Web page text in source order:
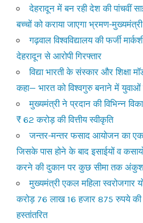
देहरादून में बन रही देश की पांचवीं
बच्चों को कराया जाएगा भ्रमण-मुख्यमंत्री
गढ़वाल विश्वविद्यालय की फर्जी
देहरादून से आरोपी गिरफ्तार
विद्या भारती के संस्कार और शिक्षा
कहा— भारत को विश्वगुरु बनाने में युवाओं
मुख्यमंत्री ने प्रदान की विभिन्न
₹ 62 करोड़ की वित्तीय स्वीकृति
जन्तर-मन्तर फसाद आयोजन का
जिसके पास होने के बाद इसाईयों व
करने की दुकान पर कुछ सीमा तक
मुख्यमंत्री एकल महिला स्वरोजगार
करोड़ 76 लाख 16 हजार 875 रुपये की
हस्तांतरित